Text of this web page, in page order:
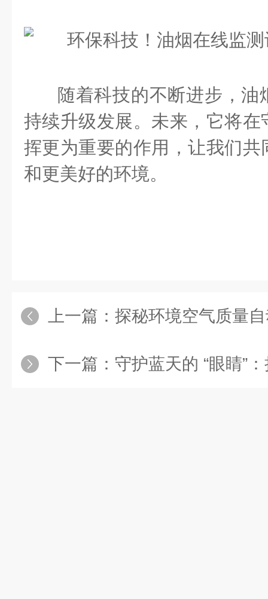
随着科技的不断进步，油
持续升级发展。未来，它将
挥更为重要的作用，让我们
和更美好的环境。
上一篇： 探秘环境空气质量自动监测
下一篇： 守护蓝天的 “眼睛”：扬